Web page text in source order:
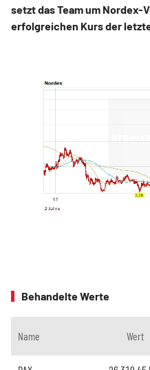
setzt das Team um Nordex-
erfolgreichen Kurs der
Behandelte Werte
Name Wert